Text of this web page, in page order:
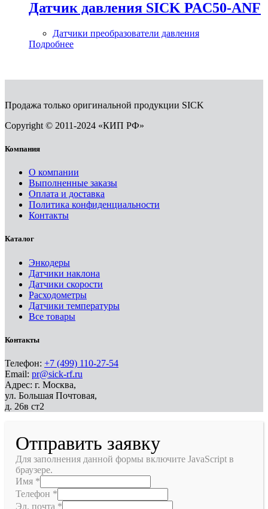
Датчик давления SICK PAC50-ANF
Датчики преобразователи давления
Подробнее
Продажа только оригинальной продукции SICK
Copyright © 2011-2024 «КИП РФ»
Компания
О компании
Выполненные заказы
Оплата и доставка
Политика конфиденциальности
Контакты
Каталог
Энкодеры
Датчики наклона
Датчики скорости
Расходометры
Датчики температуры
Все товары
Контакты
Телефон: +7 (499) 110-27-54
Email: pr@sick-rf.ru
Адрес: г. Москва,
ул. Большая Почтовая,
д. 26в ст2
Отправить заявку
Для заполнения данной формы включите JavaScript в
браузере.
Имя *
Телефон *
Эл. почта *